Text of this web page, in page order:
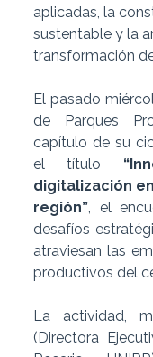
aplicadas, la
sustentable y la
transformación
El pasado
de Parques
capítulo de su
el título
digitalización
región” , el
desafíos
atraviesan las
productivos del
La actividad,
(Directora